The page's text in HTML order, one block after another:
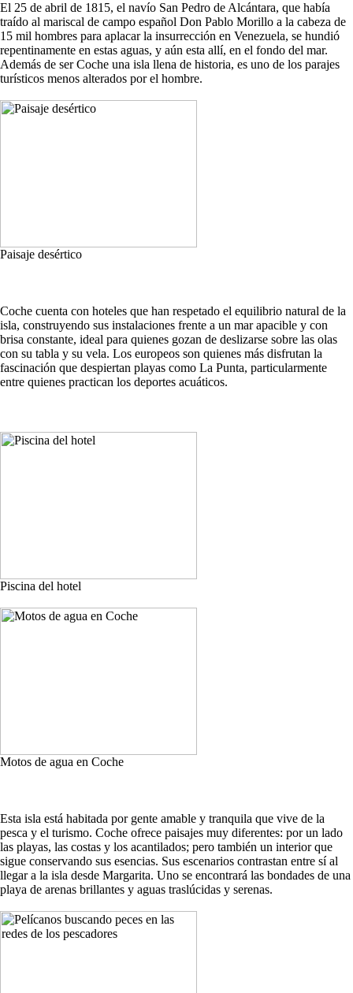
El 25 de abril de 1815, el navío San Pedro de Alcántara, que había
traído al mariscal de campo español Don Pablo Morillo a la cabeza de
15 mil hombres para aplacar la insurrección en Venezuela, se hundió
repentinamente en estas aguas, y aún esta allí, en el fondo del mar.
Además de ser Coche una isla llena de historia, es uno de los parajes
turísticos menos alterados por el hombre.
Paisaje desértico
Coche cuenta con hoteles que han respetado el equilibrio natural de la
isla, construyendo sus instalaciones frente a un mar apacible y con
brisa constante, ideal para quienes gozan de deslizarse sobre las olas
con su tabla y su vela. Los europeos son quienes más disfrutan la
fascinación que despiertan playas como La Punta, particularmente
entre quienes practican los deportes acuáticos.
Piscina del hotel
Motos de agua en Coche
Esta isla está habitada por gente amable y tranquila que vive de la
pesca y el turismo. Coche ofrece paisajes muy diferentes: por un lado
las playas, las costas y los acantilados; pero también un interior que
sigue conservando sus esencias. Sus escenarios contrastan entre sí al
llegar a la isla desde Margarita. Uno se encontrará las bondades de una
playa de arenas brillantes y aguas traslúcidas y serenas.